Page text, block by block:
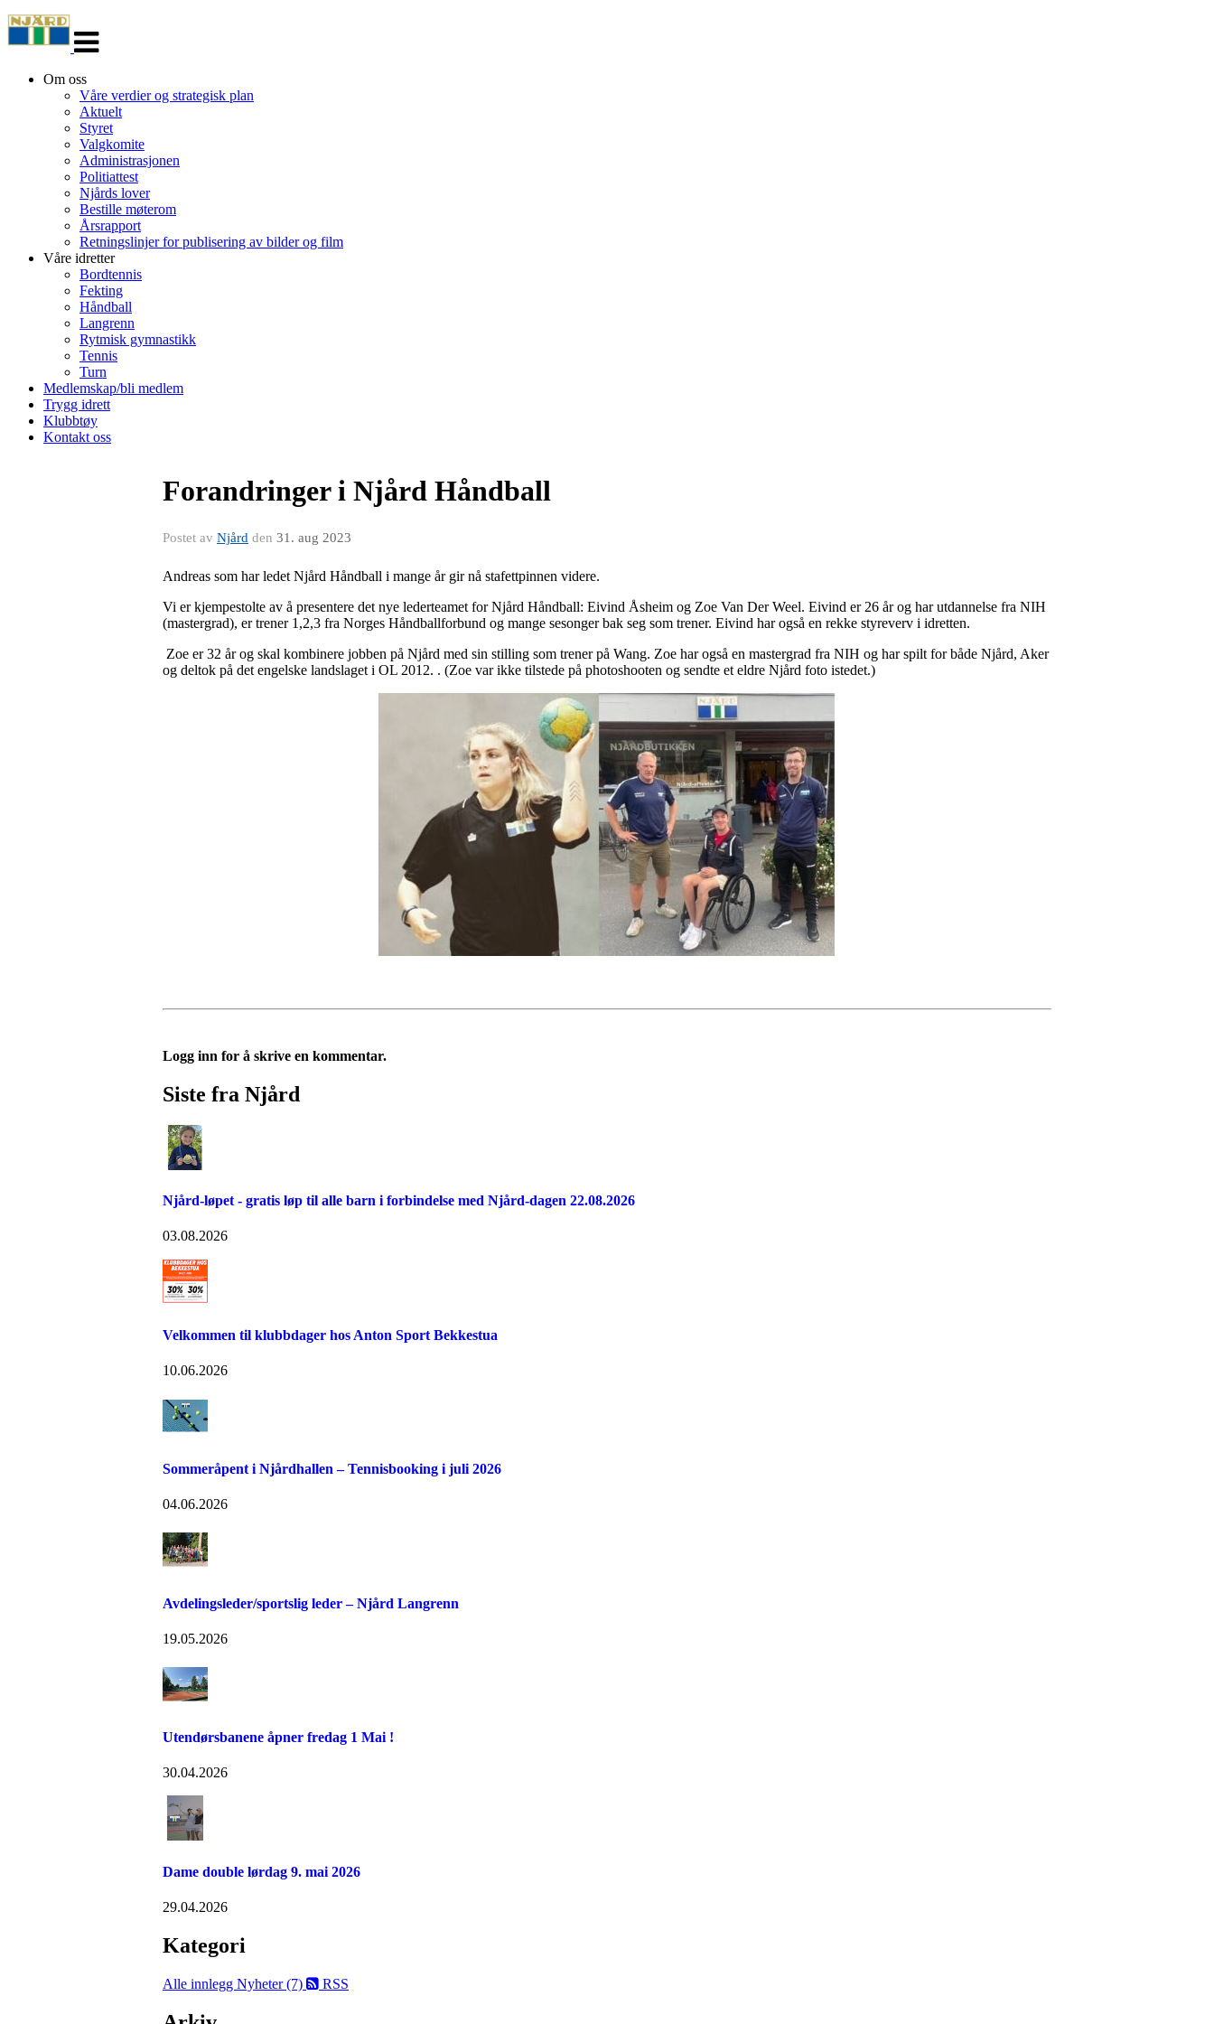
navigasjon
Om oss
Våre verdier og strategisk plan
Aktuelt
Styret
Valgkomite
Administrasjonen
Politiattest
Njårds lover
Bestille møterom
Årsrapport
Retningslinjer for publisering av bilder og film
Våre idretter
Bordtennis
Fekting
Håndball
Langrenn
Rytmisk gymnastikk
Tennis
Turn
Medlemskap/bli medlem
Trygg idrett
Klubbtøy
Kontakt oss
Forandringer i Njård Håndball
Postet av Njård den 31. aug 2023
Andreas som har ledet Njård Håndball i mange år gir nå stafettpinnen videre.
Vi er kjempestolte av å presentere det nye lederteamet for Njård Håndball: Eivind Åsheim og Zoe Van Der Weel. Eivind er 26 år og har utdannelse fra NIH
(mastergrad), er trener 1,2,3 fra Norges Håndballforbund og mange sesonger bak seg som trener. Eivind har også en rekke styreverv i idretten.
Zoe er 32 år og skal kombinere jobben på Njård med sin stilling som trener på Wang. Zoe har også en mastergrad fra NIH og har spilt for både Njård, Aker
og deltok på det engelske landslaget i OL 2012. . (Zoe var ikke tilstede på photoshooten og sendte et eldre Njård foto istedet.)
Logg inn for å skrive en kommentar.
Siste fra Njård
Njård-løpet - gratis løp til alle barn i forbindelse med Njård-dagen 22.08.2026
03.08.2026
Velkommen til klubbdager hos Anton Sport Bekkestua
10.06.2026
Sommeråpent i Njårdhallen – Tennisbooking i juli 2026
04.06.2026
Avdelingsleder/sportslig leder – Njård Langrenn
19.05.2026
Utendørsbanene åpner fredag 1 Mai !
30.04.2026
Dame double lørdag 9. mai 2026
29.04.2026
Kategori
Alle innlegg Nyheter (7) RSS